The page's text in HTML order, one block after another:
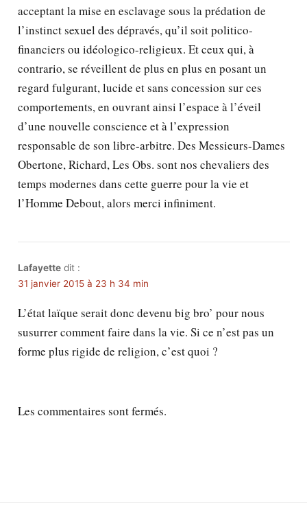
acceptant la mise en esclavage sous la prédation de
l’instinct sexuel des dépravés, qu’il soit politico-
financiers ou idéologico-religieux. Et ceux qui, à
contrario, se réveillent de plus en plus en posant un
regard fulgurant, lucide et sans concession sur ces
comportements, en ouvrant ainsi l’espace à l’éveil
d’une nouvelle conscience et à l’expression
responsable de son libre-arbitre. Des Messieurs-Dames
Obertone, Richard, Les Obs. sont nos chevaliers des
temps modernes dans cette guerre pour la vie et
l’Homme Debout, alors merci infiniment.
Lafayette dit :
31 janvier 2015 à 23 h 34 min
L’état laïque serait donc devenu big bro’ pour nous
susurrer comment faire dans la vie. Si ce n’est pas un
forme plus rigide de religion, c’est quoi ?
Les commentaires sont fermés.